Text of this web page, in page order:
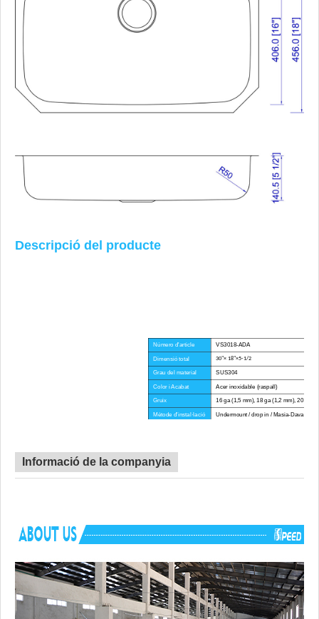
Descripció del producte
Número d'article VS3018-ADA
Dimensió total 30"× 18"×5-1/2
Grau del material SUS304
Color i Acabat Acer inoxidable (raspall)
Gruix 16 ga (1,5 mm), 18 ga (1,2 mm), 20 ga
Mètode d'instal·lació Undermount / drop in / Masia-Davantal-
Temps d'execució
Informació de la companyia